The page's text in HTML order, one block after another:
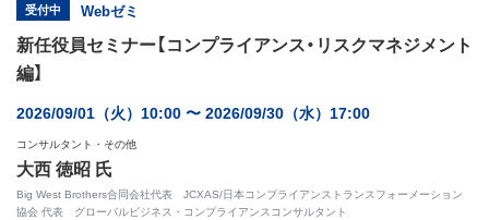
受付中 Webゼミ
新任役員セミナー【コンプライアンス・リスクマネジメント
編】
2026/09/01（火）10:00 〜 2026/09/30（水）17:00
コンサルタント・その他
大西 徳昭 氏
Big West Brothers合同会社代表 JCXAS/日本コンプライアンストランスフォーメーション
協会 代表 グローバルビジネス・コンプライアンスコンサルタント